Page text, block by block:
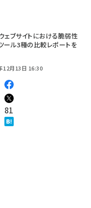
ェブサイトにおける脆弱性
ール3種の比較レポートを
12月13日 16:30
81